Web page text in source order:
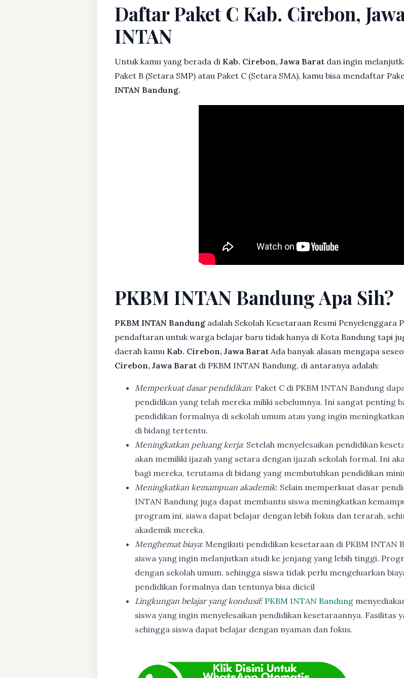
Daftar Paket C Kab. Cirebon,
INTAN
Untuk kamu yang berada di Kab. Cirebon, Jawa Barat dan ingin
Paket B (Setara SMP) atau Paket C (Setara SMA), kamu bisa mendaftar
INTAN Bandung.
PKBM INTAN Bandung Apa Sih?
PKBM INTAN Bandung adalah Sekolah Kesetaraan Resmi Penyelenggara
pendaftaran untuk warga belajar baru tidak hanya di Kota Bandung tapi
daerah kamu Kab. Cirebon, Jawa Barat Ada banyak alasan mengapa
Cirebon, Jawa Barat di PKBM INTAN Bandung, di antaranya adalah:
Memperkuat dasar pendidikan: Paket C di PKBM INTAN Bandung
pendidikan yang telah mereka miliki sebelumnya. Ini sangat penting
pendidikan formalnya di sekolah umum atau yang ingin
di bidang tertentu.
Meningkatkan peluang kerja: Setelah menyelesaikan pendidikan
akan memiliki ijazah yang setara dengan ijazah sekolah formal. Ini
bagi mereka, terutama di bidang yang membutuhkan pendidikan
Meningkatkan kemampuan akademik: Selain memperkuat dasar
INTAN Bandung juga dapat membantu siswa meningkatkan
program ini, siswa dapat belajar dengan lebih fokus dan terarah,
akademik mereka.
Menghemat biaya: Mengikuti pendidikan kesetaraan di PKBM INTAN
siswa yang ingin melanjutkan studi ke jenjang yang lebih tinggi.
dengan sekolah umum, sehingga siswa tidak perlu mengeluarkan
pendidikan formalnya dan tentunya bisa dicicil
Lingkungan belajar yang kondusif: PKBM INTAN Bandung
siswa yang ingin menyelesaikan pendidikan kesetaraannya. Fasilitas
sehingga siswa dapat belajar dengan nyaman dan fokus.